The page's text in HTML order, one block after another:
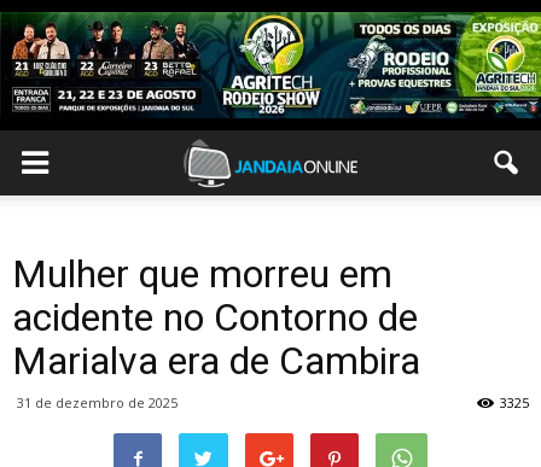
Mulher que morreu em
acidente no Contorno de
Marialva era de Cambira
31 de dezembro de 2025 3325